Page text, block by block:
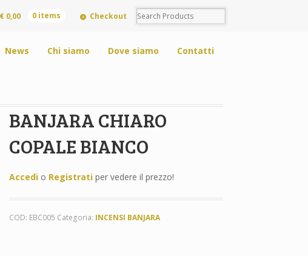
€ 0,00 0 items Checkout
News Chi siamo Dove siamo Contatti
BANJARA CHIARO
COPALE BIANCO
Accedio Registratiper vedere il prezzo!
COD: EBC005 Categoria: INCENSI BANJARA